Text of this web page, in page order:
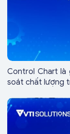
Control Chart là
soát chất lượng